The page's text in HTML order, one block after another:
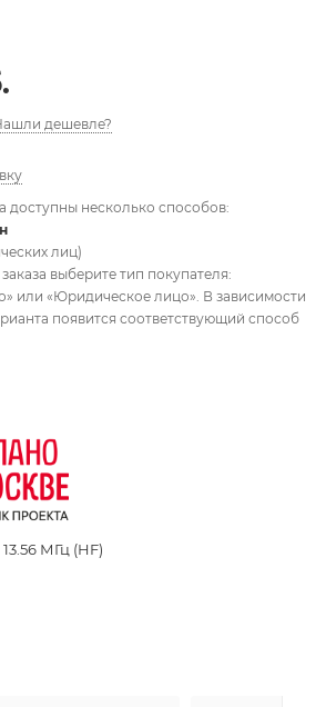
дешевле?
доступны несколько способов:
лиц)
выберите тип покупателя:
или «Юридическое лицо». В зависимости
появится соответствующий способ
13.56 МГц (HF)